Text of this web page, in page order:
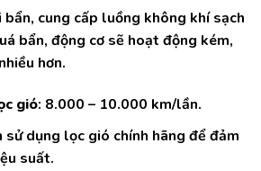
cung cấp luồng không khí sạch
bẩn, động cơ sẽ hoạt động kém,
hơn.
gió: 8.000 – 10.000 km/lần.
sử dụng lọc gió chính hãng để đảm
suất.